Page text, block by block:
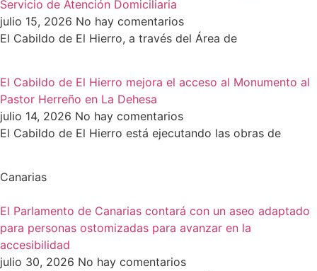
Servicio de Atención Domiciliaria
julio 15, 2026 No hay comentarios
El Cabildo de El Hierro, a través del Área de
El Cabildo de El Hierro mejora el acceso al Monumento al
Pastor Herreño en La Dehesa
julio 14, 2026 No hay comentarios
El Cabildo de El Hierro está ejecutando las obras de
Canarias
El Parlamento de Canarias contará con un aseo adaptado
para personas ostomizadas para avanzar en la
accesibilidad
julio 30, 2026 No hay comentarios